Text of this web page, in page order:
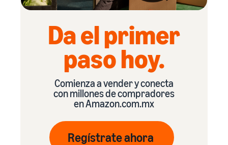
Da el primer
paso hoy.
Comienza a vender y conecta
con millones de compradores
en Amazon.com.mx
Regístrate ahora